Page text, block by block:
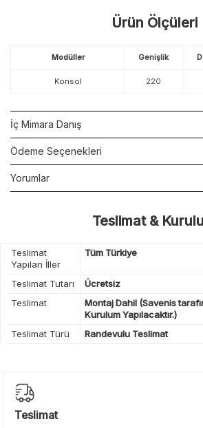
Ürün Ölçüleri
Modüller Genişlik
Konsol 220
İç Mimara Danış
Ödeme Seçenekleri
Yorumlar
Teslimat &
Teslimat
Yapılan İller
Tüm Türkiye
Teslimat Tutarı
Ücretsiz
Teslimat
Montaj Dahil (Savenis
Kurulum Yapılacaktır.)
Teslimat Türü
Randevulu Teslimat
Teslimat